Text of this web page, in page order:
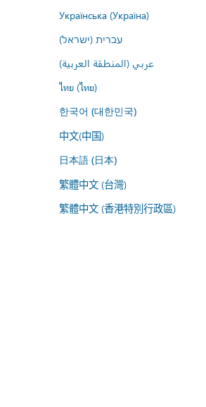
Українська (Україна)
עברית (ישראל)
عربي (المنطقة العربية)
ไทย (ไทย)
한국어 (대한민국)
中文(中国)
日本語 (日本)
繁體中文 (台灣)
繁體中文 (香港特別行政區)